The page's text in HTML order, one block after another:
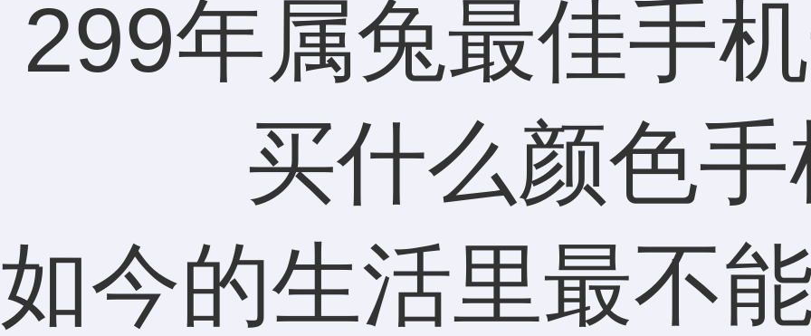
如今的生活里最不